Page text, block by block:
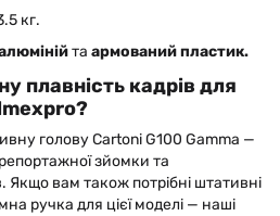
кг.
та армований пластик.
плавність кадрів для
голову Cartoni G100 Gamma —
зйомки та
Якщо вам також потрібні штативні
ручка для цієї моделі — наші